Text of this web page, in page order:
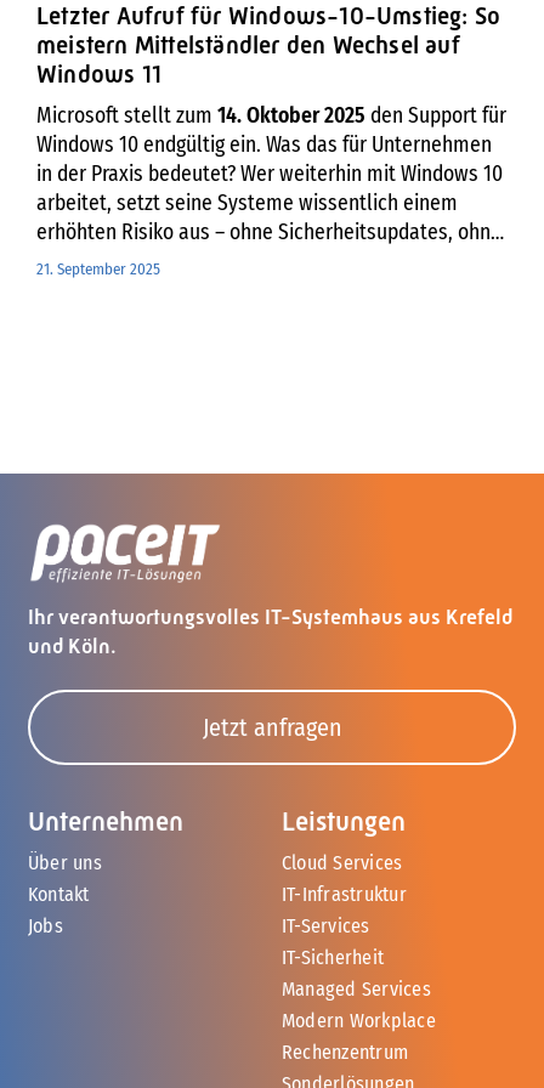
Letzter Aufruf für Windows-10-Umstieg: So
meistern Mittelständler den Wechsel auf
Windows 11
Microsoft stellt zum 14. Oktober 2025 den Support für
Windows 10 endgültig ein. Was das für Unternehmen
in der Praxis bedeutet? Wer weiterhin mit Windows 10
arbeitet, setzt seine Systeme wissentlich einem
erhöhten Risiko aus – ohne Sicherheitsupdates, ohne
Patches, ohne Support. Für IT-Verantwortliche im
21. September 2025
Ihr verantwortungsvolles IT-Systemhaus aus Krefeld
und Köln.
Jetzt anfragen
Unternehmen
Über uns
Kontakt
Jobs
Leistungen
Cloud Services
IT-Infrastruktur
IT-Services
IT-Sicherheit
Managed Services
Modern Workplace
Rechenzentrum